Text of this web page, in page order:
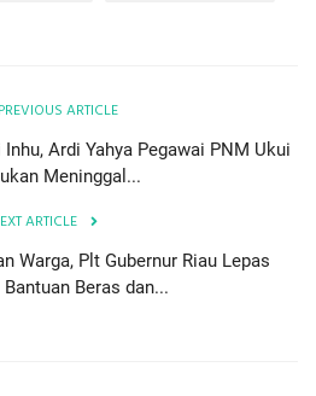
PREVIOUS ARTICLE
Ardi Yahya Pegawai PNM Ukui
Meninggal...
ARTICLE
Warga, Plt Gubernur Riau Lepas
Beras dan...